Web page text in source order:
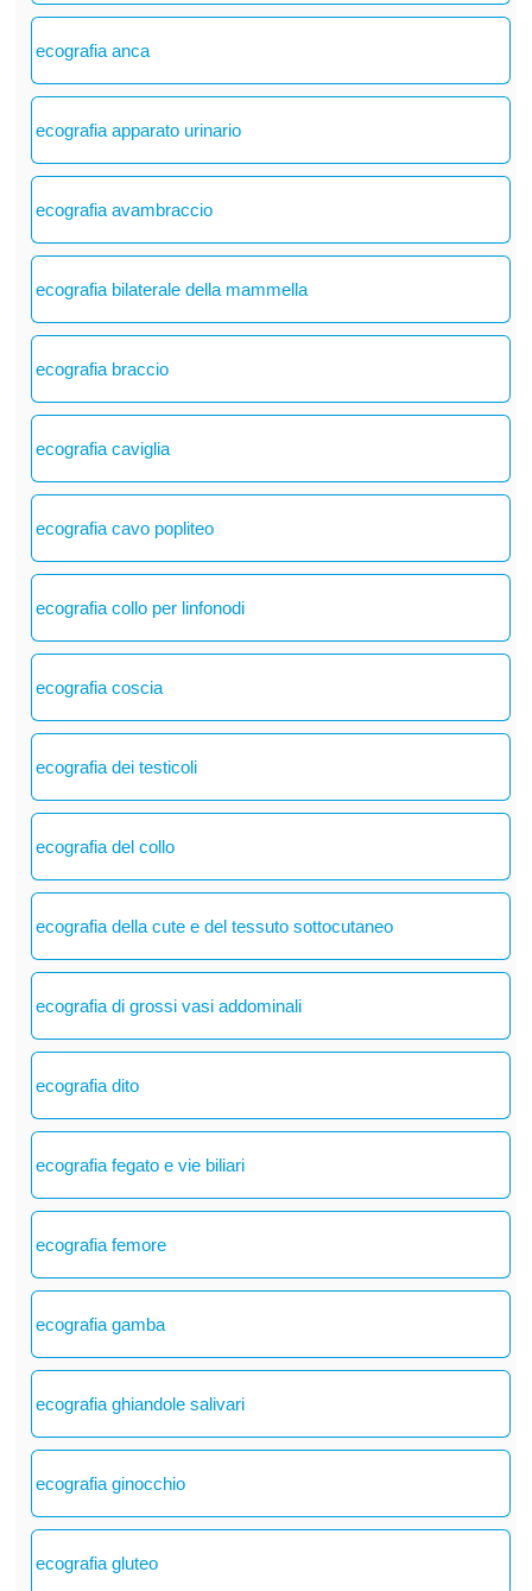
ecografia anca
ecografia apparato urinario
ecografia avambraccio
ecografia bilaterale della mammella
ecografia braccio
ecografia caviglia
ecografia cavo popliteo
ecografia collo per linfonodi
ecografia coscia
ecografia dei testicoli
ecografia del collo
ecografia della cute e del tessuto sottocutaneo
ecografia di grossi vasi addominali
ecografia dito
ecografia fegato e vie biliari
ecografia femore
ecografia gamba
ecografia ghiandole salivari
ecografia ginocchio
ecografia gluteo